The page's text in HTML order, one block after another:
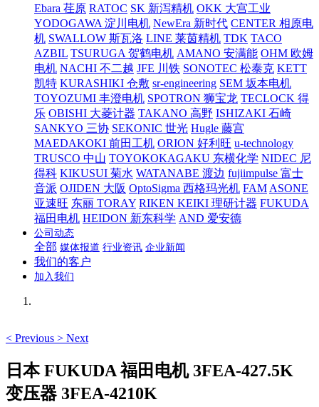
Ebara 荏原 RATOC SK 新泻精机 OKK 大宫工业
YODOGAWA 淀川电机 NewEra 新时代 CENTER 相原电
机 SWALLOW 斯瓦洛 LINE 莱茵精机 TDK TACO
AZBIL TSURUGA 贺鹤电机 AMANO 安满能 OHM 欧姆
电机 NACHI 不二越 JFE 川铁 SONOTEC 松泰克 KETT
凯特 KURASHIKI 仓敷 sr-engineering SEM 坂本电机
TOYOZUMI 丰澄电机 SPOTRON 狮宝龙 TECLOCK 得
乐 OBISHI 大菱计器 TAKANO 高野 ISHIZAKI 石崎
SANKYO 三协 SEKONIC 世光 Hugle 藤宫
MAEDAKOKI 前田工机 ORION 好利旺 u-technology
TRUSCO 中山 TOYOKOKAGAKU 东横化学 NIDEC 尼
得科 KIKUSUI 菊水 WATANABE 渡边 fujiimpulse 富士
音派 OJIDEN 大阪 OptoSigma 西格玛光机 FAM ASONE
亚速旺 东丽 TORAY RIKEN KEIKI 理研计器 FUKUDA
福田电机 HEIDON 新东科学 AND 爱安德
公司动态
全部 媒体报道 行业资讯 企业新闻
我们的客户
加入我们
< Previous > Next
日本 FUKUDA 福田电机 3FEA-427.5K
变压器 3FEA-4210K